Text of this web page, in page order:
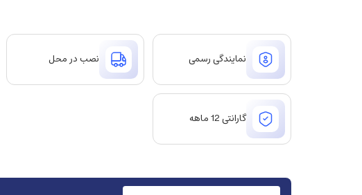
نمایندگی رسمی نصب در محل
گارانتی 12 ماهه